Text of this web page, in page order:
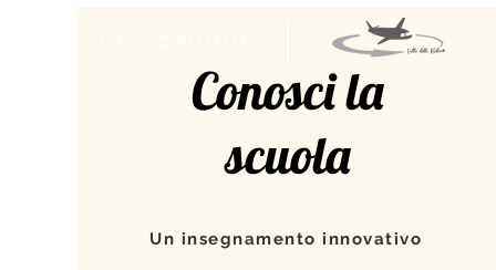
Conosci la
scuola
Un insegnamento innovativo